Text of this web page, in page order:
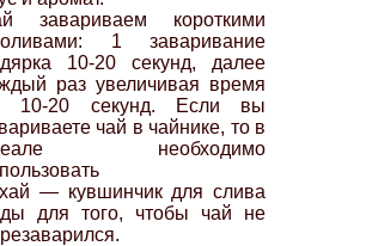
завариваем короткими
1 заваривание
10-20 секунд, далее
раз увеличивая время
10-20 секунд. Если вы
чай в чайнике, то в
необходимо
— кувшинчик для слива
для того, чтобы чай не